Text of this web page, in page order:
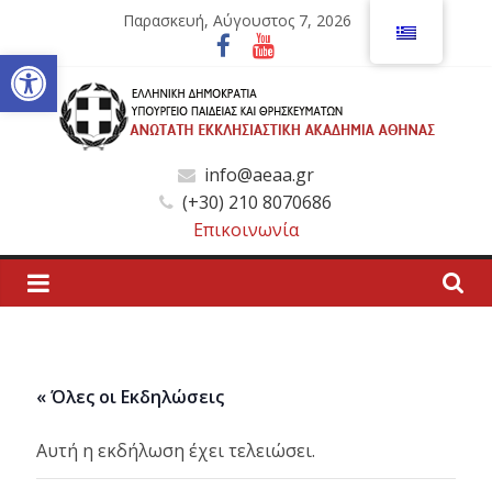
Ανοίξτε τη γραμμή εργαλείων
περιεχόμενο
Παρασκευή, Αύγουστος 7, 2026
Ανώτατη
Εκκλησιαστική
Ακαδημία
Ανώτατη
Ακαδημία
Αθηνών
info@aeaa.gr
(+30) 210 8070686
Επικοινωνία
« Όλες οι Εκδηλώσεις
Αυτή η εκδήλωση έχει τελειώσει.